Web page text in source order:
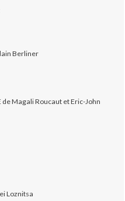
Berliner
de Magali Roucaut et Eric-John
Loznitsa